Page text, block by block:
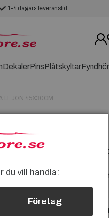
1-4 dagars leveranstid
DekalerPinsPlåtskyltar
LEJON 45X30CM
ETIOPIEN
ETIOPIEN HANDFLAGGA
FINA ETIOPIEN
Totalt Ca 62cm
är i
extra hållbarhet
Etiopien handflagga kan du tex
du vill handla:
Företag